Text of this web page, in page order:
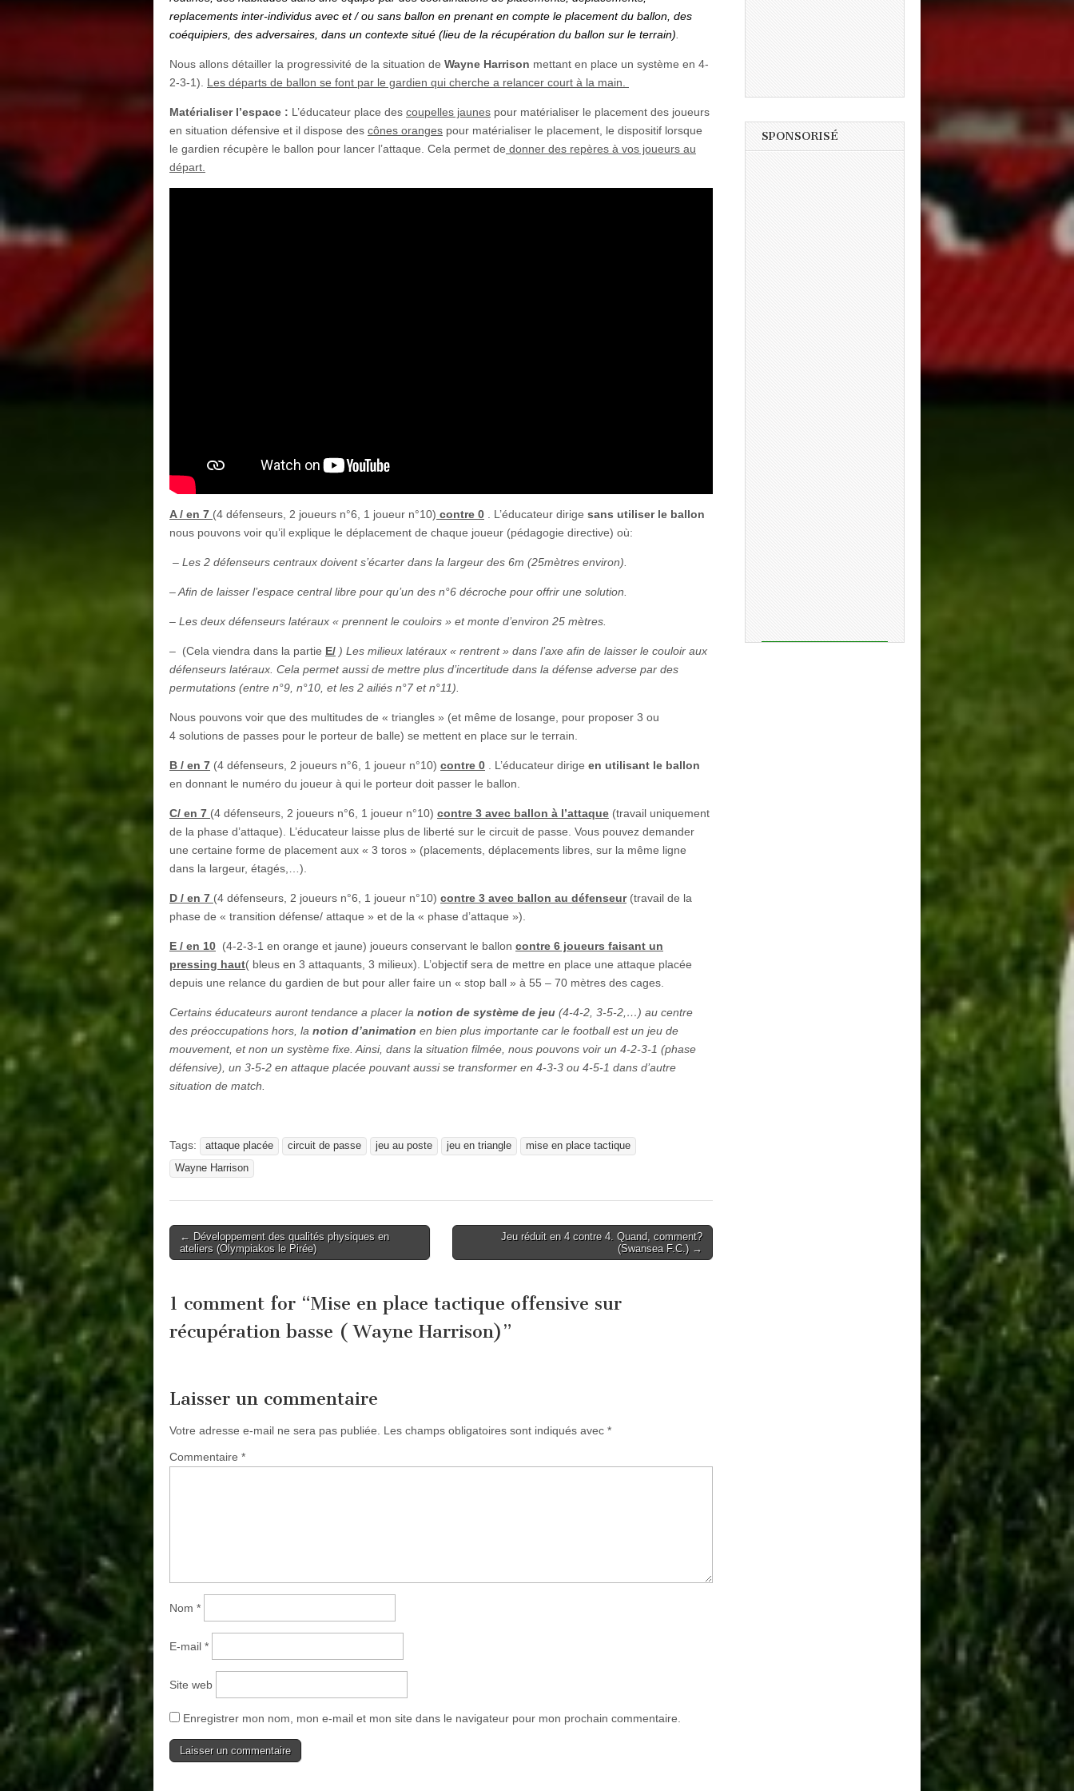
replacements inter-individus avec et / ou sans ballon en prenant en compte le placement du ballon, des
coéquipiers, des adversaires, dans un contexte situé (lieu de la récupération du ballon sur le terrain)
Nous allons détailler la progressivité de la situation de Wayne Harrison mettant en place un système en 4-
2-3-1). Les départs de ballon se font par le gardien qui cherche a relancer court à la main.
Matérialiser l’espace : L’éducateur place des coupelles jaunes pour matérialiser le placement des joueurs
en situation défensive et il dispose des cônes oranges pour matérialiser le placement, le dispositif lorsque
le gardien récupère le ballon pour lancer l’attaque. Cela permet de donner des repères à vos joueurs au
départ.
A / en 7 (4 défenseurs, 2 joueurs n°6, 1 joueur n°10) contre 0 . L’éducateur dirige sans utiliser le ballon
nous pouvons voir qu’il explique le déplacement de chaque joueur (pédagogie directive) où:
– Les 2 défenseurs centraux doivent s’écarter dans la largeur des 6m (25mètres environ).
– Afin de laisser l’espace central libre pour qu’un des n°6 décroche pour offrir une solution.
– Les deux défenseurs latéraux « prennent le couloirs » et monte d’environ 25 mètres.
– (Cela viendra dans la partie E/ ) Les milieux latéraux « rentrent » dans l’axe afin de laisser le couloir aux
défenseurs latéraux. Cela permet aussi de mettre plus d’incertitude dans la défense adverse par des
permutations (entre n°9, n°10, et les 2 ailiés n°7 et n°11).
Nous pouvons voir que des multitudes de « triangles » (et même de losange, pour proposer 3 ou
4 solutions de passes pour le porteur de balle) se mettent en place sur le terrain.
B / en 7 (4 défenseurs, 2 joueurs n°6, 1 joueur n°10) contre 0 . L’éducateur dirige en utilisant le ballon
en donnant le numéro du joueur à qui le porteur doit passer le ballon.
C/ en 7 (4 défenseurs, 2 joueurs n°6, 1 joueur n°10) contre 3 avec ballon à l’attaque (travail uniquement
de la phase d’attaque). L’éducateur laisse plus de liberté sur le circuit de passe. Vous pouvez demander
une certaine forme de placement aux « 3 toros » (placements, déplacements libres, sur la même ligne
dans la largeur, étagés,…).
D / en 7 (4 défenseurs, 2 joueurs n°6, 1 joueur n°10) contre 3 avec ballon au défenseur(travail de la
phase de « transition défense/ attaque » et de la « phase d’attaque »).
E / en 10 (4-2-3-1 en orange et jaune) joueurs conservant le ballon contre 6 joueurs faisant un
pressing haut( bleus en 3 attaquants, 3 milieux). L’objectif sera de mettre en place une attaque placée
depuis une relance du gardien de but pour aller faire un « stop ball » à 55 – 70 mètres des cages.
Certains éducateurs auront tendance a placer la notion de système de jeu (4-4-2, 3-5-2,…) au centre
des préoccupations hors, la notion d’animation en bien plus importante car le football est un jeu de
mouvement, et non un système fixe. Ainsi, dans la situation filmée, nous pouvons voir un 4-2-3-1 (phase
défensive), un 3-5-2 en attaque placée pouvant aussi se transformer en 4-3-3 ou 4-5-1 dans d’autre
situation de match.
Tags: attaque placée circuit de passe jeu au poste jeu en triangle
mise en place tactique
Wayne Harrison
Post
navigation
← Développement des qualités physiques en
ateliers (Olympiakos le Pirée)
Jeu réduit en 4 contre 4. Quand, comment?
(Swansea F.C.) →
1 comment for “Mise en place tactique offensive sur
récupération basse ( Wayne Harrison)”
Laisser un commentaire
Votre adresse e-mail ne sera pas publiée. Les champs obligatoires sont indiqués avec *
Commentaire *
Nom *
E-mail *
Site web
Enregistrer mon nom, mon e-mail et mon site dans le navigateur pour mon prochain commentaire.
SPONSORISÉ